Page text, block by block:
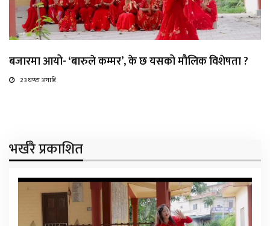
बजारमा आयो- ‘बारुले कम्मर’, के छ यसको मौलिक विशेषता ?
23 घण्टा अगाडि
भर्खरै प्रकाशित